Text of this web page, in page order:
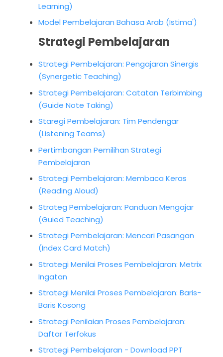
Learning)
Model Pembelajaran Bahasa Arab (Istima')
Strategi Pembelajaran
Strategi Pembelajaran: Pengajaran Sinergis
(Synergetic Teaching)
Strategi Pembelajaran: Catatan Terbimbing
(Guide Note Taking)
Staregi Pembelajaran: Tim Pendengar
(Listening Teams)
Pertimbangan Pemilihan Strategi
Pembelajaran
Strategi Pembelajaran: Membaca Keras
(Reading Aloud)
Strateg Pembelajaran: Panduan Mengajar
(Guied Teaching)
Strategi Pembelajaran: Mencari Pasangan
(Index Card Match)
Strategi Menilai Proses Pembelajaran: Metrix
Ingatan
Strategi Menilai Proses Pembelajaran: Baris-
Baris Kosong
Strategi Penilaian Proses Pembelajaran:
Daftar Terfokus
Strategi Pembelajaran - Download PPT